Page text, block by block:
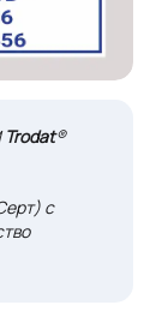
Trodat®
с